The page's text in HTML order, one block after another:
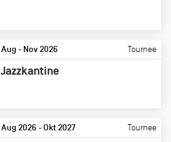
Tournee
Aug - Nov 2026
Jazzkantine
Tournee
Aug 2026 - Okt 2027